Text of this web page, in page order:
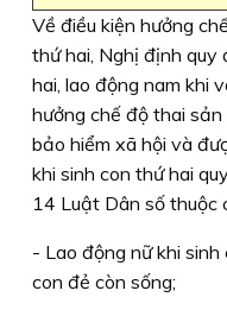
Về điều kiện hưởng
thứ hai, Nghị định quy
hai, lao động nam khi
hưởng chế độ thai
bảo hiểm xã hội và
khi sinh con thứ hai
14 Luật Dân số thuộc
- Lao động nữ khi
con đẻ còn sống;